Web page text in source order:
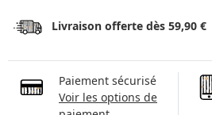
Livraison offerte dès 59,90 €
Paiement sécurisé
Voir les options de